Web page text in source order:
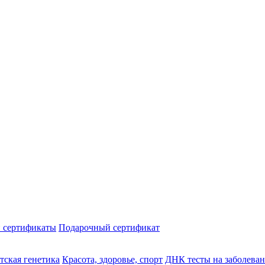
Подарочный сертификат
генетика Красота, здоровье, спорт ДНК тесты на